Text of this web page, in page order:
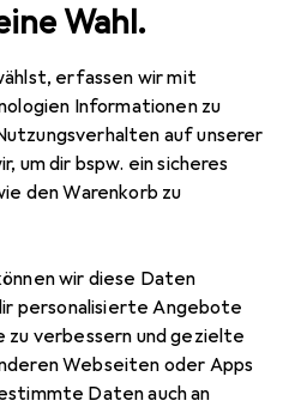
Wahl.
erfassen wir mit
Informationen zu
auf unserer
um dir bspw. ein sicheres
den Warenkorb zu
wir diese Daten
personalisierte Angebote
zu verbessern und gezielte
Webseiten oder Apps
Daten auch an
CH Butterdose